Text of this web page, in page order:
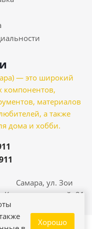
— это широкий
компонентов,
материалов
а также
дома и хобби.
Самара, ул. Зои
Космодемьянской, 21
Хорошо